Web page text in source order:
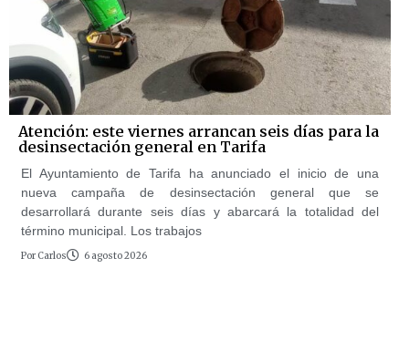
Atención: este viernes arrancan seis días para la
desinsectación general en Tarifa
El Ayuntamiento de Tarifa ha anunciado el inicio de una
nueva campaña de desinsectación general que se
desarrollará durante seis días y abarcará la totalidad del
término municipal. Los trabajos
Por Carlos 6 agosto 2026